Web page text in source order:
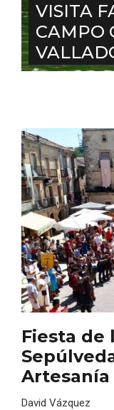
VISITA
CAMPO
Fiesta de
Artesanía
David Vázquez
Fiesta de los
y Feria de